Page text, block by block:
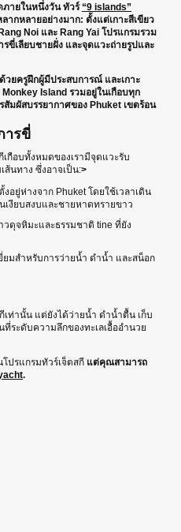
ภายในหนึ่งวัน ทัวร์“9 islands”
ากหลายอย่างมาก: ตั้งแต่เกาะสีเขียว
Noi และ Rang Yai โปรแกรมรวม
ขี่เลียบชายฝั่ง และจุดแวะถ่ายรูปและ
ยครูฝึกผู้มีประสบการณ์ และเกาะ
Island รวมอยู่ในเกือบทุก
มผัสบรรยากาศของ Phuket เขตร้อน
ารขี่
กีเกือบทั้งหมดของเรามีจุดแวะรับ
ส้นทาง ซึ่งอาจเป็น:>
งอยู่ห่างจาก Phuket โดยใช้เวลาเดิน
เงียบสงบและชายหาดทรายขาว
ดุจหิมะและธรรมชาติ tine ที่ยัง
ยมสำหรับการว่ายน้ำ ดำน้ำ และสน็อก
เท่านั้น แต่ยังได้ว่ายน้ำ ดำน้ำตื้น เก็บ
ระดับความลึกของทะเลเอื้ออำนวย
ปรแกรมทัวร์เจ็ตสกี แต่คุณสามารถ
.